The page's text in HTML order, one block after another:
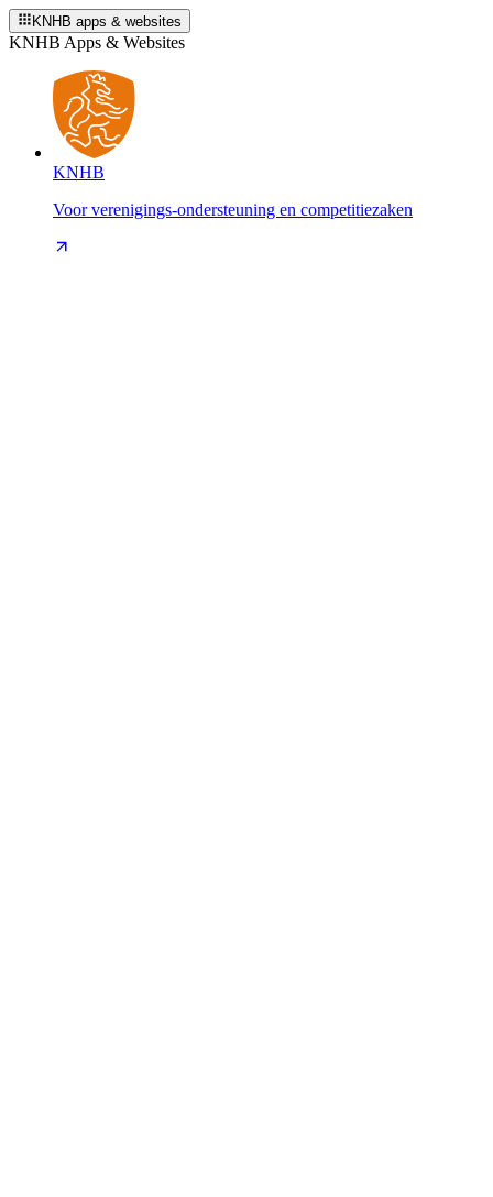
KNHB apps & websites
KNHB Apps & Websites
KNHB
Voor verenigings-ondersteuning en competitiezaken